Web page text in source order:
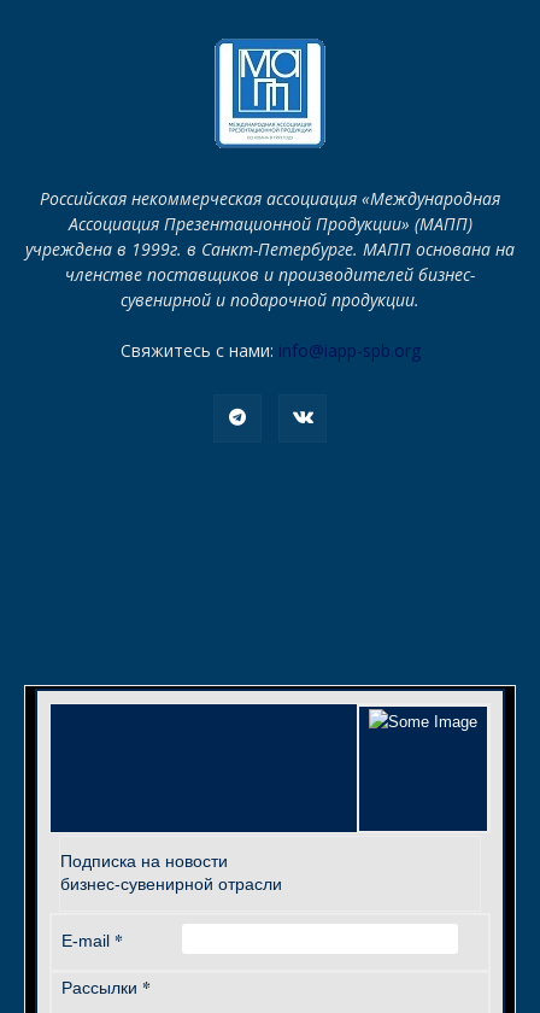
Российская некоммерческая ассоциация «Международная
Ассоциация Презентационной Продукции» (МАПП)
учреждена в 1999г. в Санкт-Петербурге. МАПП основана на
членстве поставщиков и производителей бизнес-
сувенирной и подарочной продукции.
Свяжитесь с нами: info@iapp-spb.org
Подписка на новости
бизнес-сувенирной отрасли
E-mail *
Рассылки *